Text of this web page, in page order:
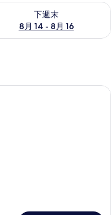
下週末
8月 14 - 8月 16
週末 (8月 14 - 8月 16)